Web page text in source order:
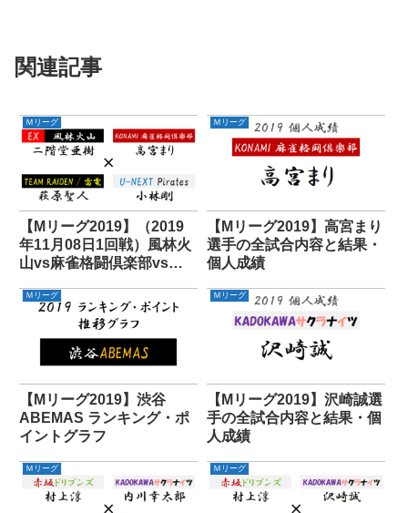
関連記事
Ｍリーグ
【Mリーグ2019】（2019
年11月08日1回戦）風林火
山vs麻雀格闘倶楽部vs雷
Ｍリーグ
【Mリーグ2019】高宮まり
選手の全試合内容と結果・
個人成績
Ｍリーグ
【Mリーグ2019】渋谷
ABEMAS ランキング・ポ
イントグラフ
Ｍリーグ
【Mリーグ2019】沢崎誠選
手の全試合内容と結果・個
人成績
Ｍリーグ Ｍリーグ